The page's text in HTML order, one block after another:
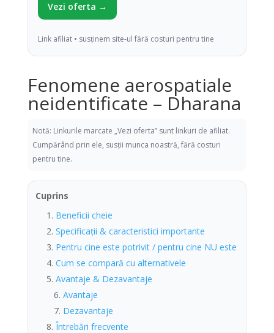
Vezi oferta →
Link afiliat • susținem site-ul fără costuri pentru tine
Fenomene aerospatiale
neidentificate – Dharana
Notă: Linkurile marcate „Vezi oferta” sunt linkuri de afiliat.
Cumpărând prin ele, susții munca noastră, fără costuri
pentru tine.
Cuprins
Beneficii cheie
Specificații & caracteristici importante
Pentru cine este potrivit / pentru cine NU este
Cum se compară cu alternativele
Avantaje & Dezavantaje
Avantaje
Dezavantaje
Întrebări frecvente